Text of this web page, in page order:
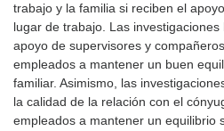
trabajo y la familia si reciben el
lugar de trabajo. Las
apoyo de supervisores y
empleados a mantener un buen
familiar. Asimismo, las
la calidad de la relación con el
empleados a mantener un equilibrio